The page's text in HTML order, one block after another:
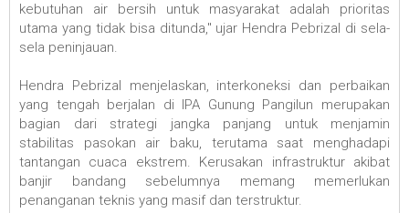
kebutuhan air bersih untuk masyarakat adalah prioritas
utama yang tidak bisa ditunda," ujar Hendra Pebrizal di sela-
sela peninjauan.
‎Hendra Pebrizal menjelaskan, interkoneksi dan perbaikan
yang tengah berjalan di IPA Gunung Pangilun merupakan
bagian dari strategi jangka panjang untuk menjamin
stabilitas pasokan air baku, terutama saat menghadapi
tantangan cuaca ekstrem. Kerusakan infrastruktur akibat
banjir bandang sebelumnya memang memerlukan
penanganan teknis yang masif dan terstruktur.